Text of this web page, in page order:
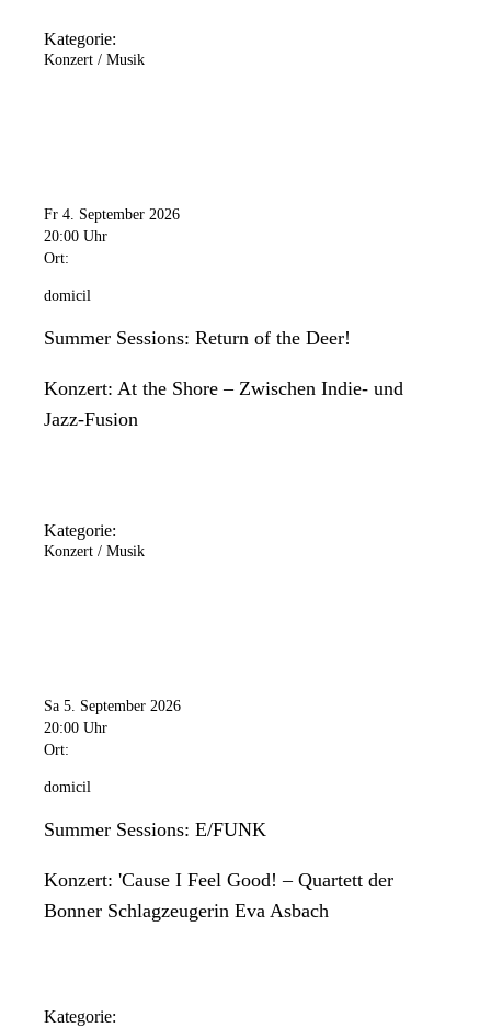
Kategorie:
Konzert / Musik
Fr 4. September 2026
20:00 Uhr
Ort:
domicil
Summer Sessions: Return of the Deer!
Konzert: At the Shore – Zwischen Indie- und
Jazz-Fusion
Kategorie:
Konzert / Musik
Sa 5. September 2026
20:00 Uhr
Ort:
domicil
Summer Sessions: E/FUNK
Konzert: 'Cause I Feel Good! – Quartett der
Bonner Schlagzeugerin Eva Asbach
Kategorie: